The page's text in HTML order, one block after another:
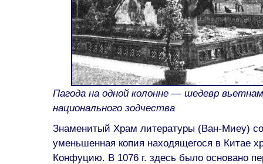
Пагода на одной колонне — шедевр
национального зодчества
Знаменитый Храм литературы (Ван-Миеу)
уменьшенная копия находящегося в Китае
Конфуцию. В 1076 г. здесь было основано